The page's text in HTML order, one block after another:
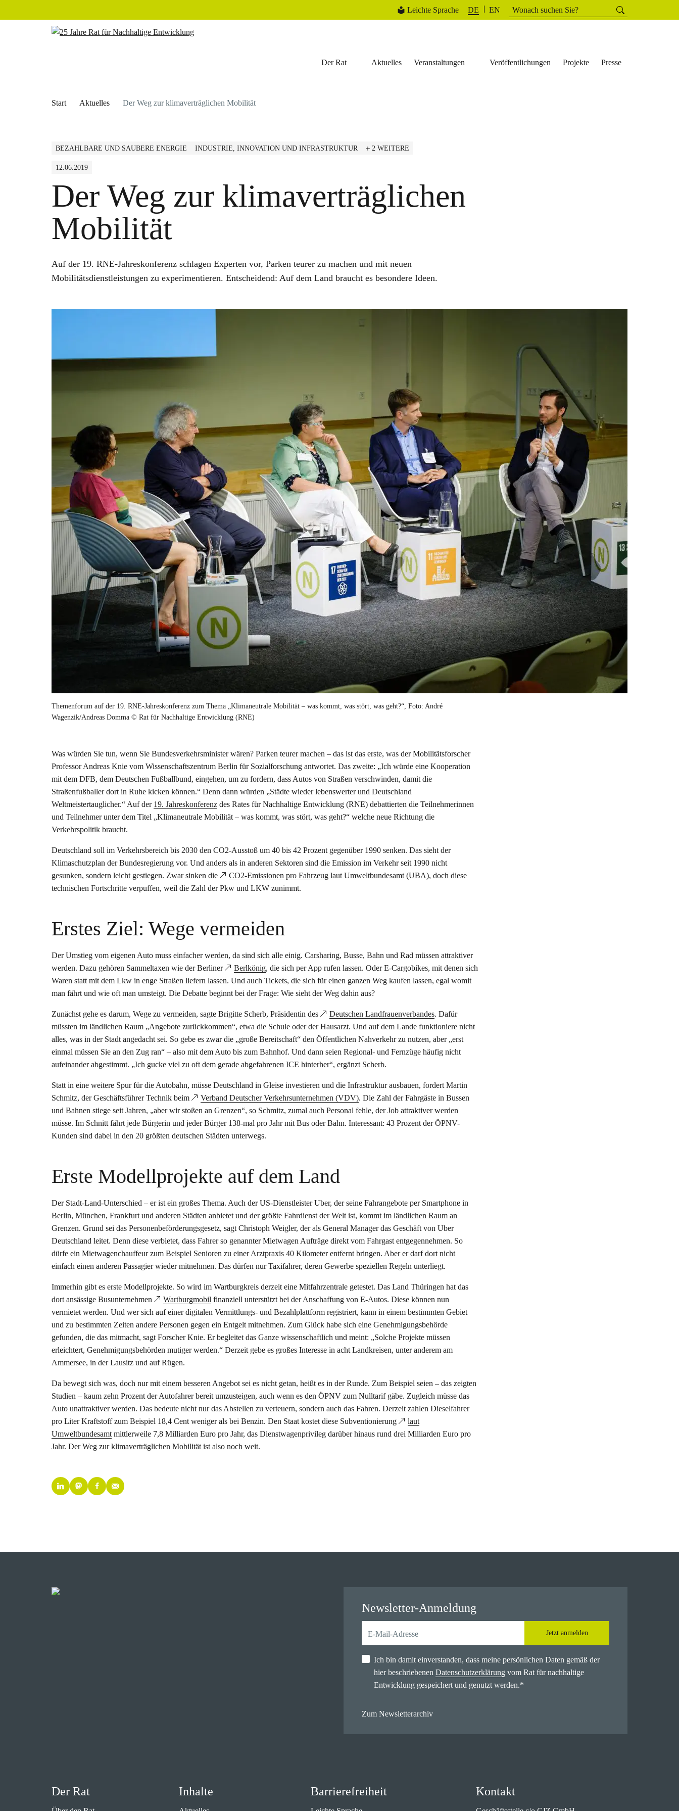
Suchen
nach:
Suchen
DE EN
Leichte Sprache
Der Rat Aktuelles Veranstaltungen Veröffentlichungen Projekte Presse
Start Aktuelles Der Weg zur klimaverträglichen Mobilität
BEZAHLBARE UND SAUBERE ENERGIE INDUSTRIE, INNOVATION UND INFRASTRUKTUR 2 WEITERE
12.06.2019
Der Weg zur klimaverträglichen
Mobilität
Auf der 19. RNE-Jahreskonferenz schlagen Experten vor, Parken teurer zu machen und mit neuen
Mobilitätsdienstleistungen zu experimentieren. Entscheidend: Auf dem Land braucht es besondere Ideen.
Themenforum auf der 19. RNE-Jahreskonferenz zum Thema „Klimaneutrale Mobilität – was kommt, was stört, was geht?“, Foto: André
Wagenzik/Andreas Domma © Rat für Nachhaltige Entwicklung (RNE)
Was würden Sie tun, wenn Sie Bundesverkehrsminister wären? Parken teurer machen – das ist das erste, was der Mobilitätsforscher
Professor Andreas Knie vom Wissenschaftszentrum Berlin für Sozialforschung antwortet. Das zweite: „Ich würde eine Kooperation
mit dem DFB, dem Deutschen Fußballbund, eingehen, um zu fordern, dass Autos von Straßen verschwinden, damit die
Straßenfußballer dort in Ruhe kicken können.“ Denn dann würden „Städte wieder lebenswerter und Deutschland
Weltmeistertauglicher.“ Auf der 19. Jahreskonferenz des Rates für Nachhaltige Entwicklung (RNE) debattierten die Teilnehmerinnen
und Teilnehmer unter dem Titel „Klimaneutrale Mobilität – was kommt, was stört, was geht?“ welche neue Richtung die
Verkehrspolitik braucht.
Deutschland soll im Verkehrsbereich bis 2030 den CO2-Ausstoß um 40 bis 42 Prozent gegenüber 1990 senken. Das sieht der
Klimaschutzplan der Bundesregierung vor. Und anders als in anderen Sektoren sind die Emission im Verkehr seit 1990 nicht
gesunken, sondern leicht gestiegen. Zwar sinken die
CO2-Emissionen pro Fahrzeug laut Umweltbundesamt (UBA), doch diese
technischen Fortschritte verpuffen, weil die Zahl der Pkw und LKW zunimmt.
Erstes Ziel: Wege vermeiden
Der Umstieg vom eigenen Auto muss einfacher werden, da sind sich alle einig. Carsharing, Busse, Bahn und Rad müssen attraktiver
werden. Dazu gehören Sammeltaxen wie der Berliner
Berlkönig, die sich per App rufen lassen. Oder E-Cargobikes, mit denen sich
Waren statt mit dem Lkw in enge Straßen liefern lassen. Und auch Tickets, die sich für einen ganzen Weg kaufen lassen, egal womit
man fährt und wie oft man umsteigt. Die Debatte beginnt bei der Frage: Wie sieht der Weg dahin aus?
Zunächst gehe es darum, Wege zu vermeiden, sagte Brigitte Scherb, Präsidentin des Deutschen Landfrauenverbandes. Dafür
müssten im ländlichen Raum „Angebote zurückkommen“, etwa die Schule oder der Hausarzt. Und auf dem Lande funktioniere nicht
alles, was in der Stadt angedacht sei. So gebe es zwar die „große Bereitschaft“ den Öffentlichen Nahverkehr zu nutzen, aber „erst
einmal müssen Sie an den Zug ran“ – also mit dem Auto bis zum Bahnhof. Und dann seien Regional- und Fernzüge häufig nicht
aufeinander abgestimmt. „Ich gucke viel zu oft dem gerade abgefahrenen ICE hinterher“, ergänzt Scherb.
Statt in eine weitere Spur für die Autobahn, müsse Deutschland in Gleise investieren und die Infrastruktur ausbauen, fordert Martin
Schmitz, der Geschäftsführer Technik beim
Verband Deutscher Verkehrsunternehmen (VDV). Die Zahl der Fahrgäste in Bussen
und Bahnen stiege seit Jahren, „aber wir stoßen an Grenzen“, so Schmitz, zumal auch Personal fehle, der Job attraktiver werden
müsse. Im Schnitt fährt jede Bürgerin und jeder Bürger 138-mal pro Jahr mit Bus oder Bahn. Interessant: 43 Prozent der ÖPNV-
Kunden sind dabei in den 20 größten deutschen Städten unterwegs.
Erste Modellprojekte auf dem Land
Der Stadt-Land-Unterschied – er ist ein großes Thema. Auch der US-Dienstleister Uber, der seine Fahrangebote per Smartphone in
Berlin, München, Frankfurt und anderen Städten anbietet und der größte Fahrdienst der Welt ist, kommt im ländlichen Raum an
Grenzen. Grund sei das Personenbeförderungsgesetz, sagt Christoph Weigler, der als General Manager das Geschäft von Uber
Deutschland leitet. Denn diese verbietet, dass Fahrer so genannter Mietwagen Aufträge direkt vom Fahrgast entgegennehmen. So
dürfe ein Mietwagenchauffeur zum Beispiel Senioren zu einer Arztpraxis 40 Kilometer entfernt bringen. Aber er darf dort nicht
einfach einen anderen Passagier wieder mitnehmen. Das dürfen nur Taxifahrer, deren Gewerbe speziellen Regeln unterliegt.
Immerhin gibt es erste Modellprojekte. So wird im Wartburgkreis derzeit eine Mitfahrzentrale getestet. Das Land Thüringen hat das
dort ansässige Busunternehmen
Wartburgmobil finanziell unterstützt bei der Anschaffung von E-Autos. Diese können nun
vermietet werden. Und wer sich auf einer digitalen Vermittlungs- und Bezahlplattform registriert, kann in einem bestimmten Gebiet
und zu bestimmten Zeiten andere Personen gegen ein Entgelt mitnehmen. Zum Glück habe sich eine Genehmigungsbehörde
gefunden, die das mitmacht, sagt Forscher Knie. Er begleitet das Ganze wissenschaftlich und meint: „Solche Projekte müssen
erleichtert, Genehmigungsbehörden mutiger werden.“ Derzeit gebe es großes Interesse in acht Landkreisen, unter anderem am
Ammersee, in der Lausitz und auf Rügen.
Da bewegt sich was, doch nur mit einem besseren Angebot sei es nicht getan, heißt es in der Runde. Zum Beispiel seien – das zeigten
Studien – kaum zehn Prozent der Autofahrer bereit umzusteigen, auch wenn es den ÖPNV zum Nulltarif gäbe. Zugleich müsse das
Auto unattraktiver werden. Das bedeute nicht nur das Abstellen zu verteuern, sondern auch das Fahren. Derzeit zahlen Dieselfahrer
pro Liter Kraftstoff zum Beispiel 18,4 Cent weniger als bei Benzin. Den Staat kostet diese Subventionierung
laut
Umweltbundesamt mittlerweile 7,8 Milliarden Euro pro Jahr, das Dienstwagenprivileg darüber hinaus rund drei Milliarden Euro pro
Jahr. Der Weg zur klimaverträglichen Mobilität ist also noch weit.
Newsletter-Anmeldung
Jetzt anmelden
Ich bin damit einverstanden, dass meine persönlichen Daten gemäß der
hier beschriebenen Datenschutzerklärung vom Rat für nachhaltige
Entwicklung gespeichert und genutzt werden.*
Zum Newsletterarchiv
Der Rat Inhalte Barrierefreiheit Kontakt